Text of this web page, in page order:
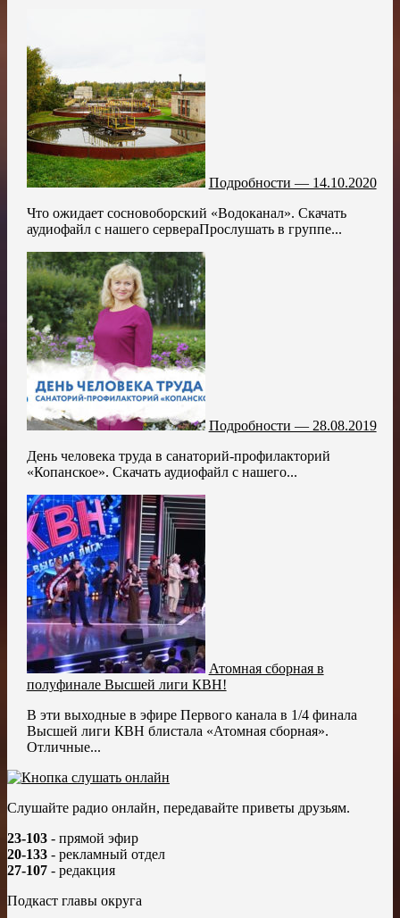
Подробности — 14.10.2020
Что ожидает сосновоборский «Водоканал». Скачать
аудиофайл с нашего сервераПрослушать в группе...
Подробности — 28.08.2019
День человека труда в санаторий-профилакторий
«Копанское». Скачать аудиофайл с нашего...
Атомная сборная в
полуфинале Высшей лиги КВН!
В эти выходные в эфире Первого канала в 1/4 финала
Высшей лиги КВН блистала «Атомная сборная».
Отличные...
Слушайте радио онлайн, передавайте приветы друзьям.
23-103 - прямой эфир
20-133 - рекламный отдел
27-107 - редакция
Подкаст главы округа